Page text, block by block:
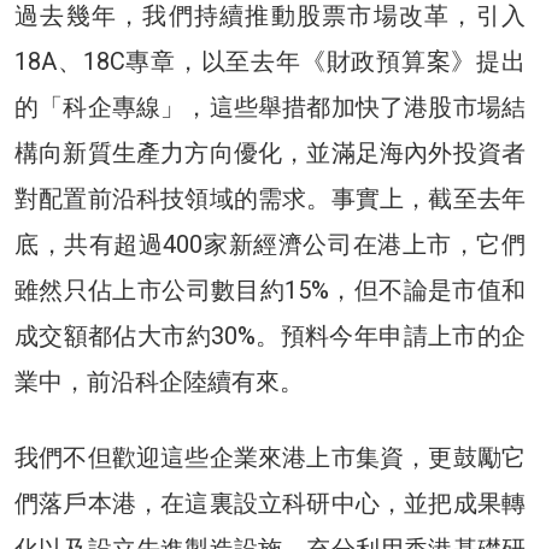
過去幾年，我們持續推動股票市場改革，引入
18A、18C專章，以至去年《財政預算案》提出
的「科企專線」，這些舉措都加快了港股市場結
構向新質生產力方向優化，並滿足海內外投資者
對配置前沿科技領域的需求。事實上，截至去年
底，共有超過400家新經濟公司在港上市，它們
雖然只佔上市公司數目約15%，但不論是市值和
成交額都佔大市約30%。預料今年申請上市的企
業中，前沿科企陸續有來。
我們不但歡迎這些企業來港上市集資，更鼓勵它
們落戶本港，在這裏設立科研中心，並把成果轉